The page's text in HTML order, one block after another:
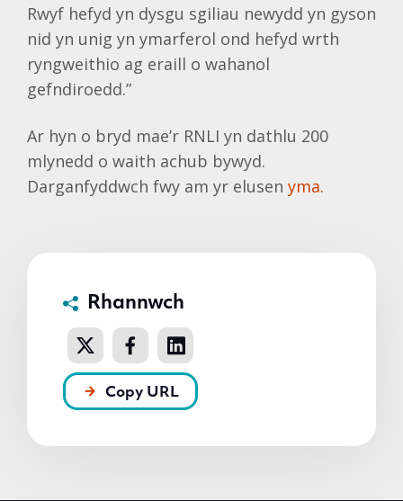
Rwyf hefyd yn dysgu sgiliau newydd yn gyson
nid yn unig yn ymarferol ond hefyd wrth
ryngweithio ag eraill o wahanol
gefndiroedd.”
Ar hyn o bryd mae’r RNLI yn dathlu 200
mlynedd o waith achub bywyd.
Darganfyddwch fwy am yr elusen yma.
Rhannwch
Copy URL